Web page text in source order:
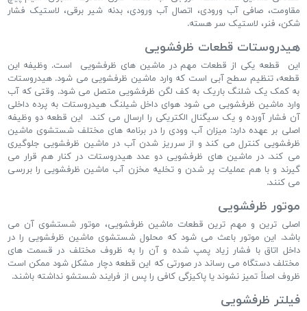
مقاومت، صافی آب ورودی، اتصال آب ورودی، بدنه شیر برقی، لاستیک فشار
شکن، فنر، لاستیک سر هسته.
هیدروستات قطعات ظرفشویی
این قطعه یکی از قطعات مهم در ماشین های ظرفشویی است. وظیفه این
قطعه، تنظیم سطح آبی است که وارد ماشین ظرفشویی می شود. هیدروستات
به کمک یک شلنگ باریک به کف لگن ظرفشویی متصل می شود. وقتی که آب
وارد ماشین ظرفشویی می شود هوای داخل شیلنگ هیدروستات به پرده داخلی
آن فشار آورده و یک سیگنال الکتریکی را ارسال می کند. این قطعه دو وظیفه
اصلی بر عهده دارد: میزان آب وودی را در برنامه های مختلف شستشوی ماشین
ظرفشویی کنترل می کند و از سرریز شدن آب در ماشین ظرفشویی جلوگیری
می کند. در ماشین های ظرفشویی دو عدد هیدروستات در کنار هم قرار می
گیرند و با هم عملیات پر شدن و تخلیه مخزن آب ماشین ظرفشویی را بررسی
می کنند.
موتور ظرفشویی
اصلی ترین و مهم ترین قطعات ماشین ظرفشویی، موتور شستشوی آن می
باشد. این موتور باعث می شود که محلول شستشوی ماشین ظرفشویی را در
داخل اتاق با فشار زیاد پمپ شده و آن را به ظروف مختلف در قسمت های
مختلف دستگاه می رساند در صورتی که این قطعه دچار مشکل شود ممکن است
ظروف اصلاً تمیز نشوند یا پاکیزگی کافی را پس از فرایند شستشو نداشته باشند.
فیلتر ظرفشویی